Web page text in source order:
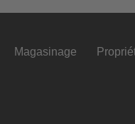
Magasinage